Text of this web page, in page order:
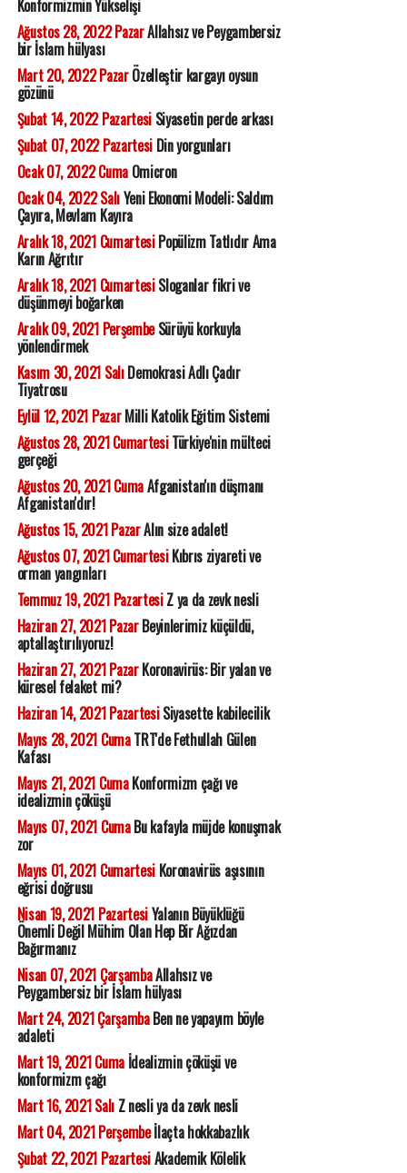
Konformizmin Yükselişi
Ağustos 28, 2022 PazarAllahsız ve Peygambersiz
bir İslam hülyası
Mart 20, 2022 PazarÖzelleştir kargayı oysun
gözünü
Şubat 14, 2022 PazartesiSiyasetin perde arkası
Şubat 07, 2022 PazartesiDin yorgunları
Ocak 07, 2022 CumaOmicron
Ocak 04, 2022 SalıYeni Ekonomi Modeli: Saldım
Çayıra, Mevlam Kayıra
Aralık 18, 2021 CumartesiPopülizm Tatlıdır Ama
Karın Ağrıtır
Aralık 18, 2021 CumartesiSloganlar fikri ve
düşünmeyi boğarken
Aralık 09, 2021 PerşembeSürüyü korkuyla
yönlendirmek
Kasım 30, 2021 SalıDemokrasi Adlı Çadır
Tiyatrosu
Eylül 12, 2021 PazarMilli Katolik Eğitim Sistemi
Ağustos 28, 2021 CumartesiTürkiye'nin mülteci
gerçeği
Ağustos 20, 2021 CumaAfganistan'ın düşmanı
Afganistan'dır!
Ağustos 15, 2021 PazarAlın size adalet!
Ağustos 07, 2021 CumartesiKıbrıs ziyareti ve
orman yangınları
Temmuz 19, 2021 PazartesiZ ya da zevk nesli
Haziran 27, 2021 PazarBeyinlerimiz küçüldü,
aptallaştırılıyoruz!
Haziran 27, 2021 PazarKoronavirüs: Bir yalan ve
küresel felaket mi?
Haziran 14, 2021 PazartesiSiyasette kabilecilik
Mayıs 28, 2021 CumaTRT'de Fethullah Gülen
Kafası
Mayıs 21, 2021 CumaKonformizm çağı ve
idealizmin çöküşü
Mayıs 07, 2021 CumaBu kafayla müjde konuşmak
zor
Mayıs 01, 2021 CumartesiKoronavirüs aşısının
eğrisi doğrusu
Nisan 19, 2021 PazartesiYalanın Büyüklüğü
Önemli Değil Mühim Olan Hep Bir Ağızdan
Bağırmanız
Nisan 07, 2021 ÇarşambaAllahsız ve
Peygambersiz bir İslam hülyası
Mart 24, 2021 ÇarşambaBen ne yapayım böyle
adaleti
Mart 19, 2021 Cumaİdealizmin çöküşü ve
konformizm çağı
Mart 16, 2021 SalıZ nesli ya da zevk nesli
Mart 04, 2021 Perşembeİlaçta hokkabazlık
Şubat 22, 2021 PazartesiAkademik Kölelik